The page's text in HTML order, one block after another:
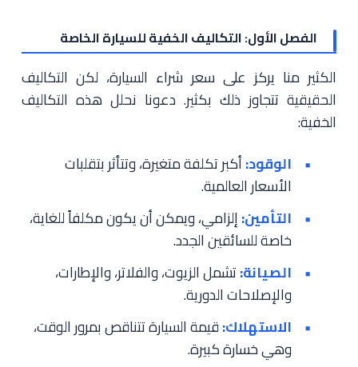
الفصل الأول: التكاليف الخفية للسيارة الخاصة
الكثير منا يركز على سعر شراء السيارة، لكن التكاليف
الحقيقية تتجاوز ذلك بكثير. دعونا نحلل هذه التكاليف
الخفية:
الوقود:أكبر تكلفة متغيرة، وتتأثر بتقلبات
الأسعار العالمية.
التأمين:إلزامي، ويمكن أن يكون مكلفاً للغاية،
خاصة للسائقين الجدد.
الصيانة:تشمل الزيوت، والفلاتر، والإطارات،
والإصلاحات الدورية.
الاستهلاك:قيمة السيارة تتناقص بمرور الوقت،
وهي خسارة كبيرة.